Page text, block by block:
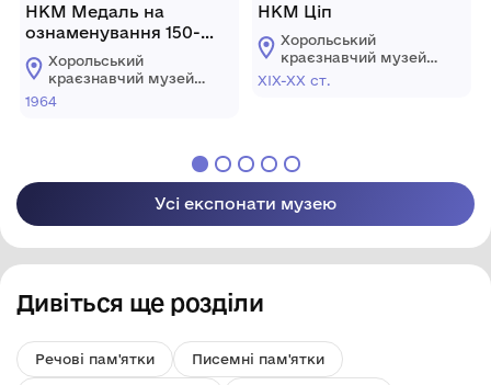
НКМ Медаль на
ознаменування 150-
річчя з дня народження
Т.Г.Шевченка
Хорольський
краєзнавчий музей
Хорольської міської
1964
НКМ Ціп
Хорольський
краєзнавчий музей
Хорольської міської
XIX-XX ст.
Усі експонати музею
Дивіться ще розділи
Речові пам'ятки Писемні пам'ятки